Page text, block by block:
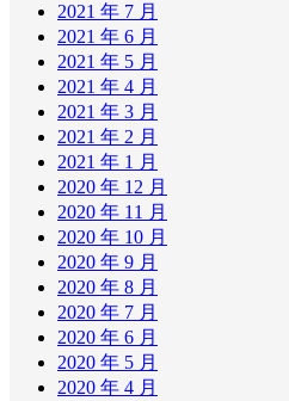
2021 年 7 月
2021 年 6 月
2021 年 5 月
2021 年 4 月
2021 年 3 月
2021 年 2 月
2021 年 1 月
2020 年 12 月
2020 年 11 月
2020 年 10 月
2020 年 9 月
2020 年 8 月
2020 年 7 月
2020 年 6 月
2020 年 5 月
2020 年 4 月